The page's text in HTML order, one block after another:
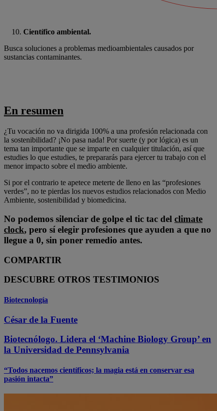
Científico ambiental.
Busca soluciones a problemas medioambientales causados por
sustancias contaminantes.
En resumen
¿Tu vocación no va dirigida 100% a una profesión relacionada con
la sostenibilidad? ¡No pasa nada! Por suerte (y por lógica) es un
tema tan importante que se imparte en cualquier titulación, así que
estudies lo que estudies, te prepararás para ejercer tu trabajo con el
menor impacto sobre el medio ambiente.
Si por el contrario te apetece meterte de lleno en las “profesiones
verdes”, no te pierdas los nuevos estudios relacionados con Medio
Ambiente, sostenibilidad y biomedicina.
No podemos silenciar de golpe el tic tac del climate
clock, pero sí elegir profesiones que ayuden a que no
llegue a 0, sin poner remedio antes.
COMPARTIR
DESCUBRE OTROS TESTIMONIOS
Biotecnología
César de la Fuente
Biotecnólogo. Lidera el ‘Machine Biology Group’ en
la Universidad de Pennsylvania
“Todos nacemos científicos; la magia está en conservar esa
pasión intacta”